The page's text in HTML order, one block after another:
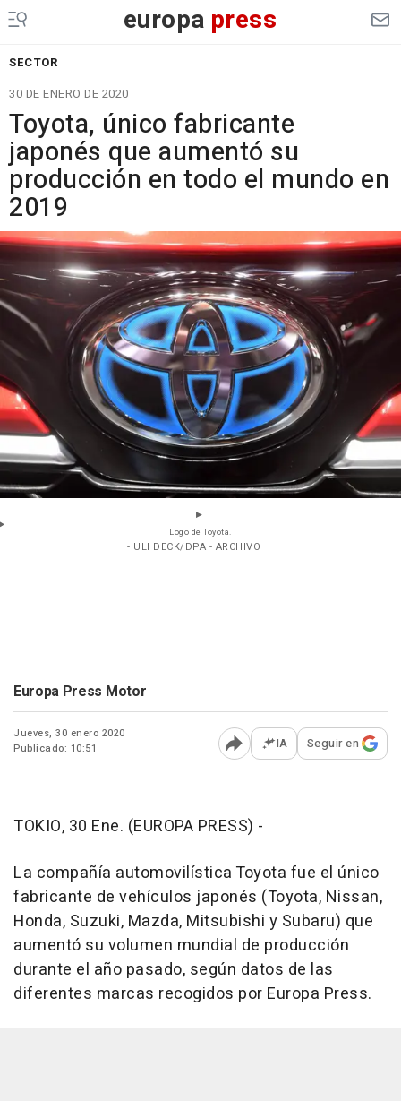
europa press
SECTOR
30 DE ENERO DE 2020
Toyota, único fabricante
japonés que aumentó su
producción en todo el mundo en
2019
Logo de Toyota.
- ULI DECK/DPA - ARCHIVO
Europa Press Motor
Jueves, 30 enero 2020
Publicado: 10:51
Abrir opciones para
IA Seguir en
TOKIO, 30 Ene. (EUROPA PRESS) -
La compañía automovilística Toyota fue el único
fabricante de vehículos japonés (Toyota, Nissan,
Honda, Suzuki, Mazda, Mitsubishi y Subaru) que
aumentó su volumen mundial de producción
durante el año pasado, según datos de las
diferentes marcas recogidos por Europa Press.